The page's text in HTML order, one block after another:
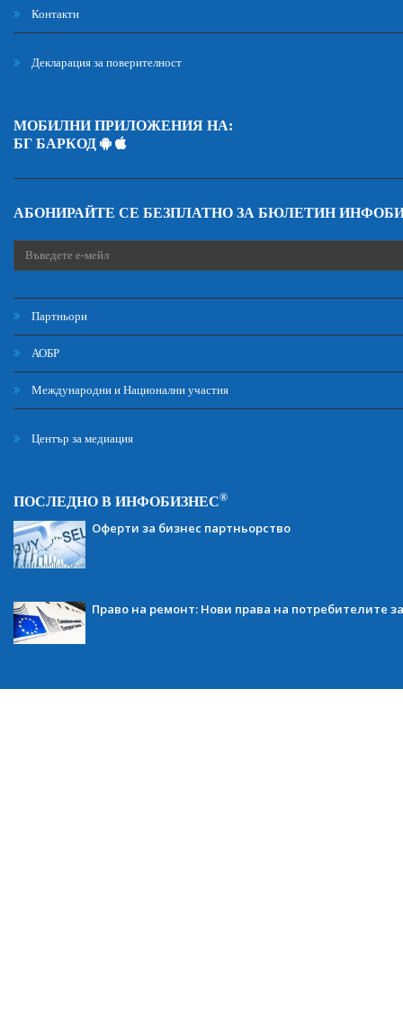
Контакти
Декларация за поверителност
МОБИЛНИ ПРИЛОЖЕНИЯ НА:
БГ БАРКОД
АБОНИРАЙТЕ СЕ БЕЗПЛАТНО ЗА БЮЛЕТИН
Партньори
АОБР
Международни и Национални участия
Център за медиация
ПОСЛЕДНО В ИНФОБИЗНЕС®
Оферти за бизнес партньорство
Право на ремонт: Нови права на потребителите